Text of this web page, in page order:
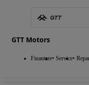
GTT Motors
Finantare Service